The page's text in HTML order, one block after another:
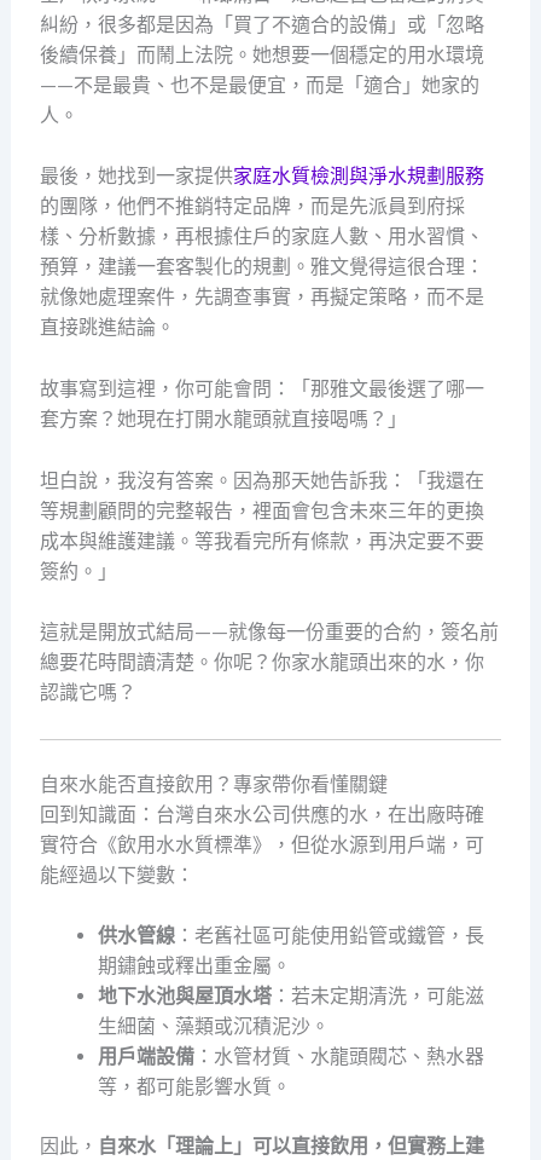
糾紛，很多都是因為「買了不適合的設備」或「忽略
後續保養」而鬧上法院。她想要一個穩定的用水環境
——不是最貴、也不是最便宜，而是「適合」她家的
人。
最後，她找到一家提供家庭水質檢測與淨水規劃服務
的團隊，他們不推銷特定品牌，而是先派員到府採
樣、分析數據，再根據住戶的家庭人數、用水習慣、
預算，建議一套客製化的規劃。雅文覺得這很合理：
就像她處理案件，先調查事實，再擬定策略，而不是
直接跳進結論。
故事寫到這裡，你可能會問：「那雅文最後選了哪一
套方案？她現在打開水龍頭就直接喝嗎？」
坦白說，我沒有答案。因為那天她告訴我：「我還在
等規劃顧問的完整報告，裡面會包含未來三年的更換
成本與維護建議。等我看完所有條款，再決定要不要
簽約。」
這就是開放式結局——就像每一份重要的合約，簽名前
總要花時間讀清楚。你呢？你家水龍頭出來的水，你
認識它嗎？
自來水能否直接飲用？專家帶你看懂關鍵
回到知識面：台灣自來水公司供應的水，在出廠時確
實符合《飲用水水質標準》，但從水源到用戶端，可
能經過以下變數：
供水管線：老舊社區可能使用鉛管或鐵管，長
期鏽蝕或釋出重金屬。
地下水池與屋頂水塔：若未定期清洗，可能滋
生細菌、藻類或沉積泥沙。
用戶端設備：水管材質、水龍頭閥芯、熱水器
等，都可能影響水質。
因此， 自來水「理論上」可以直接飲用，但實務上建